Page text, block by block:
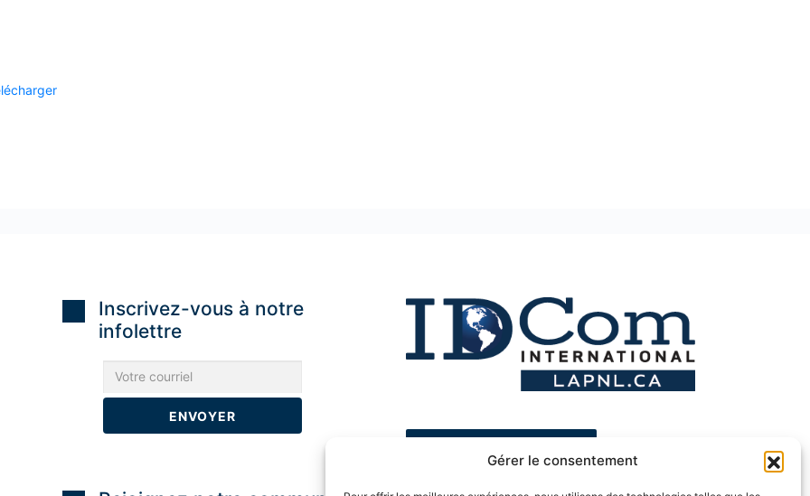
Gérer le consentement
Inscrivez-vous à notre
infolettre